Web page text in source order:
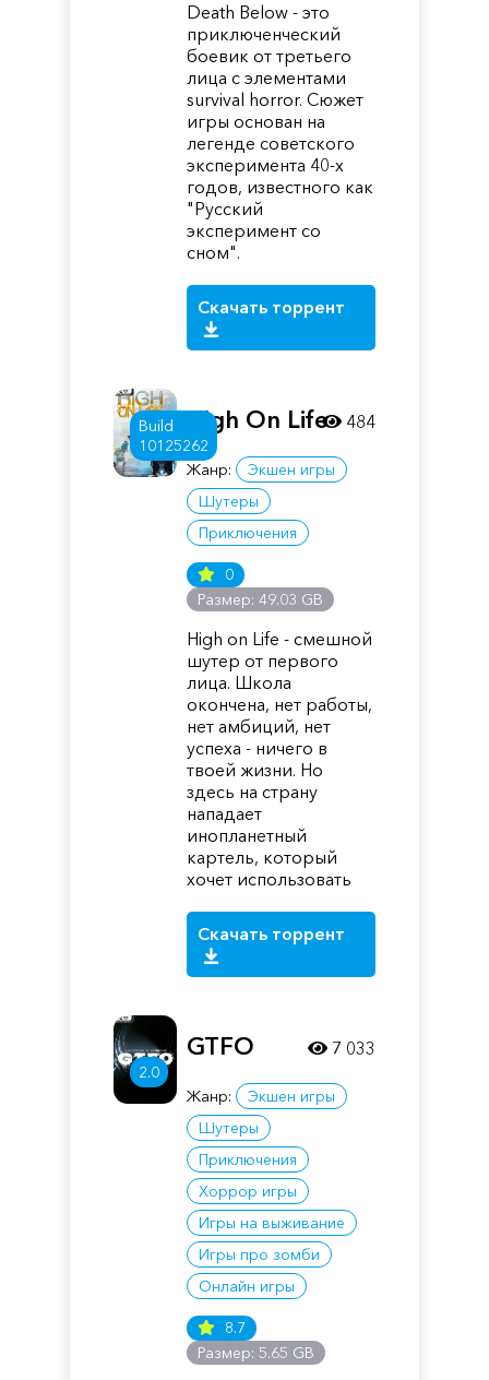
Death Below - это
приключенческий
боевик от третьего
лица с элементами
survival horror. Сюжет
игры основан на
легенде советского
эксперимента 40-х
годов, известного как
"Русский
эксперимент со
сном".
Скачать торрент
Build
10125262
High On Life
Жанр:
Экшен игры
Шутеры
Приключения
0
Размер: 49.03 GB
High on Life - смешной
шутер от первого
лица. Школа
окончена, нет работы,
нет амбиций, нет
успеха - ничего в
твоей жизни. Но
здесь на страну
нападает
инопланетный
картель, который
хочет использовать
Скачать торрент
484
2.0
GTFO
Жанр:
Экшен игры
Шутеры
Приключения
Хоррор игры
Игры на выживание
Игры про зомби
Онлайн игры
8.7
Размер: 5.65 GB
7 033